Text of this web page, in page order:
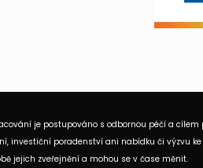
je postupováno s odbornou péčí a
poradenství ani nabídku či výzvu
jejich zveřejnění a mohou se v čase měnit.